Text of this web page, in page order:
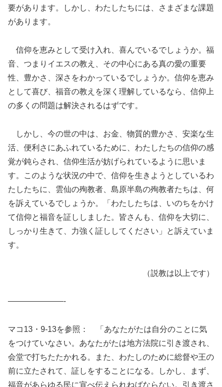
要があります。しかし、わたしたちには、さまざまな課題
があります。
信仰を恵みとして受け入れ、喜んでいるでしょうか。福
音、つまりイエスの教え、その中心にある真の愛の重要
性、豊かさ、深さをわかっているでしょうか。信仰を恵み
として喜び、福音の教えを深く理解しているなら、信仰上
の多くの問題は解決されるはずです。
しかし、今の世の中は、お金、物質的豊かさ、安楽な生
活、便利さにあふれているために、わたしたちの信仰の感
覚が鈍らされ、信仰生活が妨げられているように思いま
す。このような状況の中で、信仰を生きようとしているわ
たしたちに、雲仙の殉教者、島原半島の殉教者たちは、何
を訴えているでしょうか。「わたしたちは、いのちをかけ
て信仰と福音を証ししました。皆さんも、信仰を大切に、
しっかり生きて、力強く証ししてください」と訴えていま
す。
（説教は以上です）
———————-
マコ13・9-13を参照： 「あなたがたは自分のことに気
をつけていなさい。あなたがたは地方法院に引き渡され、
会堂で打ちたたかれる。また、わたしのために総督や王の
前に立たされて、証しをすることになる。しかし、まず、
福音があらゆる民に宣べ伝えられねばならない。引き渡さ